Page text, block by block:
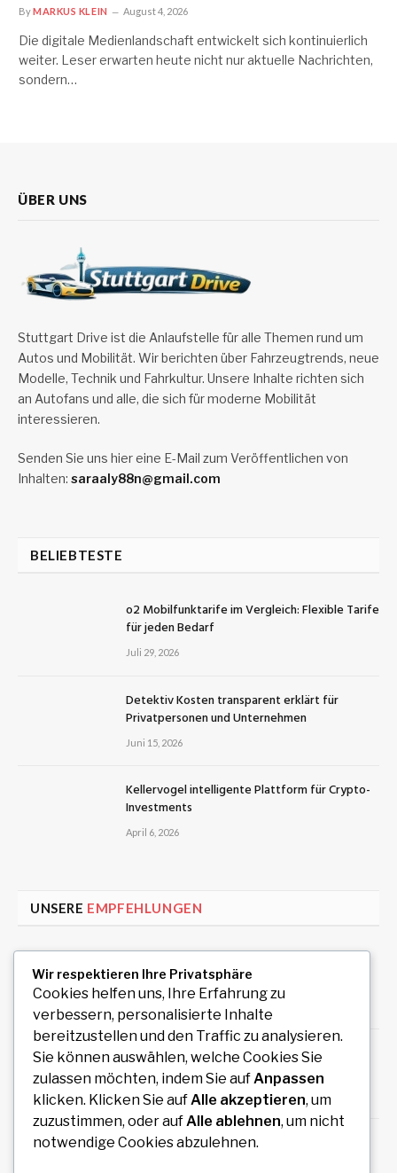
ByMARKUS KLEIN August 4, 2026
Die digitale Medienlandschaft entwickelt sich kontinuierlich
weiter. Leser erwarten heute nicht nur aktuelle Nachrichten,
sondern…
ÜBER UNS
Stuttgart Drive ist die Anlaufstelle für alle Themen rund um
Autos und Mobilität. Wir berichten über Fahrzeugtrends, neue
Modelle, Technik und Fahrkultur. Unsere Inhalte richten sich
an Autofans und alle, die sich für moderne Mobilität
interessieren.
Senden Sie uns hier eine E-Mail zum Veröffentlichen von
Inhalten: saraaly88n@gmail.com
BELIEBTESTE
o2 Mobilfunktarife im Vergleich: Flexible Tarife
für jeden Bedarf
Juli 29, 2026
Detektiv Kosten transparent erklärt für
Privatpersonen und Unternehmen
Juni 15, 2026
Kellervogel intelligente Plattform für Crypto-
Investments
April 6, 2026
UNSERE EMPFEHLUNGEN
Mobile Wellness
Auto Anmeldung einfach online durchführen
und sofort legal losfahren
August 7, 2026
How an Image Compressor Helps Students,
Wir respektieren Ihre Privatsphäre
Cookies helfen uns, Ihre Erfahrung zu
verbessern, personalisierte Inhalte
bereitzustellen und den Traffic zu analysieren.
Sie können auswählen, welche Cookies Sie
zulassen möchten, indem Sie aufAnpassen
klicken. Klicken Sie aufAlle akzeptieren, um
zuzustimmen, oder aufAlle ablehnen, um nicht
notwendige Cookies abzulehnen.